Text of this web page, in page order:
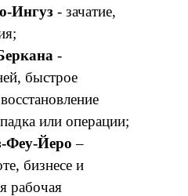
Ингуз- зачатие,
-
быстрое
или операции;
Феу-Йеро –
бизнесе и
рабочая